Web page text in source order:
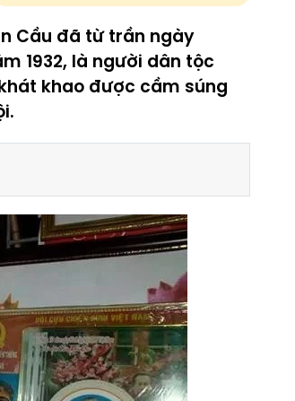
Cầu đã từ trần ngày
1932, là người dân tộc
khao được cầm súng